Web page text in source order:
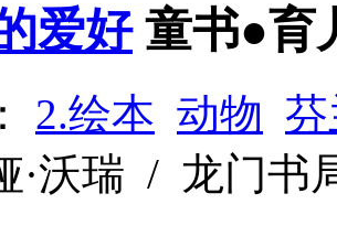
爱好 童书●育
2.绘本 动物
·沃瑞 / 龙门书